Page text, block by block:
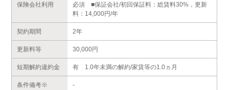
保険会社利用
必須 ■保証会社/初回保証料：総賃料30%，更新
料：14,000円/年
契約期間 2年
更新料等 30,000円
短期解約違約金 有 1.0年未満の解約/家賃等の1.0ヵ月
条件備考※
-